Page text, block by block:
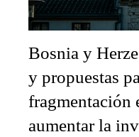
Bosnia y
y propuestas
fragmentación
aumentar la